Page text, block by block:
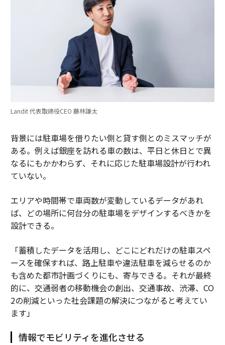
Landit 代表取締役CEO 藤林謙太
背景には駐車場を借りたい側と貸す側とのミスマッチが
ある。例えば銀座を訪れる車の数は、平日と休日とで異
なるにもかかわらず、それに応じた駐車場設計が行われ
ていない。
エリアや時間帯で車両数が変動しているデータがあれ
ば、どの場所に何台分の駐車場をデザインするべきかを
設計できる。
「蓄積したデータを活用し、どこにどれだけの駐車スペ
ースを確保すれば、路上駐車や違法駐車を減らせるのか
も含めた都市計画づくりにも、寄与できる。それが最終
的に、交通弱者の移動機会の創出、交通事故、渋滞、CO
2の削減といった社会課題の解決につながると考えてい
ます」
情報でモビリティを進化させる